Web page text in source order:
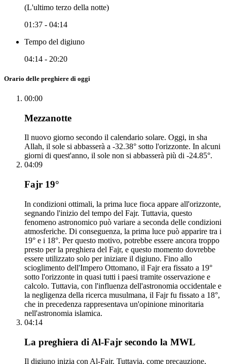
(L'ultimo terzo della notte)
01:37 - 04:14
Tempo del digiuno
04:14 - 20:20
Orario delle preghiere di oggi
00:00
Mezzanotte
Il nuovo giorno secondo il calendario solare. Oggi, in sha
Allah, il sole si abbasserà a -32.38° sotto l'orizzonte. In alcuni
giorni di quest'anno, il sole non si abbasserà più di -24.85°.
04:09
Fajr 19°
In condizioni ottimali, la prima luce fioca appare all'orizzonte,
segnando l'inizio del tempo del Fajr. Tuttavia, questo
fenomeno astronomico può variare a seconda delle condizioni
atmosferiche. Di conseguenza, la prima luce può apparire tra i
19° e i 18°. Per questo motivo, potrebbe essere ancora troppo
presto per la preghiera del Fajr, e questo momento dovrebbe
essere utilizzato solo per iniziare il digiuno. Fino allo
scioglimento dell'Impero Ottomano, il Fajr era fissato a 19°
sotto l'orizzonte in quasi tutti i paesi tramite osservazione e
calcolo. Tuttavia, con l'influenza dell'astronomia occidentale e
la negligenza della ricerca musulmana, il Fajr fu fissato a 18°,
che in precedenza rappresentava un'opinione minoritaria
nell'astronomia islamica.
04:14
La preghiera di Al-Fajr secondo la MWL
Il digiuno inizia con Al-Fajr. Tuttavia, come precauzione,